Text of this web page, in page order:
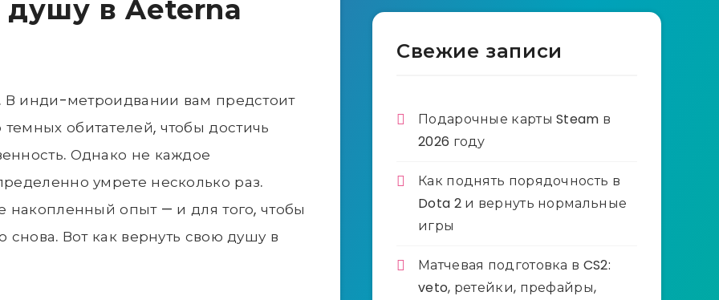
душу в Aeterna
В инди-метроидвании вам предстоит
обитателей, чтобы достичь
Однако не каждое
умрете несколько раз.
накопленный опыт — и для того, чтобы
снова. Вот как вернуть свою душу в
Свежие записи
Подарочные карты Steam в
2026 году
Как поднять порядочность в
Dota 2 и вернуть нормальные
игры
Матчевая подготовка в CS2:
veto, ретейки, префайры,